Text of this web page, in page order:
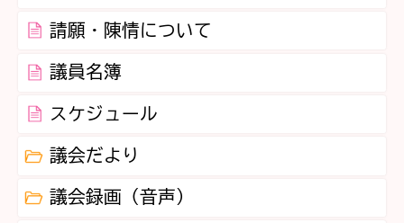
請願・陳情について
議員名簿
スケジュール
議会だより
議会録画（音声）